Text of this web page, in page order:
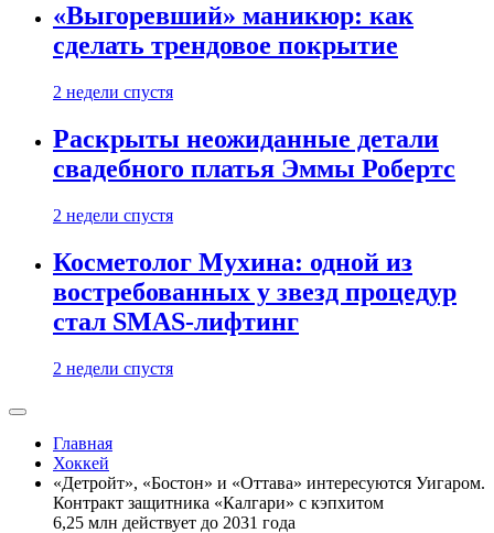
«Выгоревший» маникюр: как
сделать трендовое покрытие
2 недели спустя
Раскрыты неожиданные детали
свадебного платья Эммы Робертс
2 недели спустя
Косметолог Мухина: одной из
востребованных у звезд процедур
стал SMAS-лифтинг
2 недели спустя
Главная
Хоккей
«Детройт», «Бостон» и «Оттава» интересуются Уигаром.
Контракт защитника «Калгари» с кэпхитом
6,25 млн действует до 2031 года